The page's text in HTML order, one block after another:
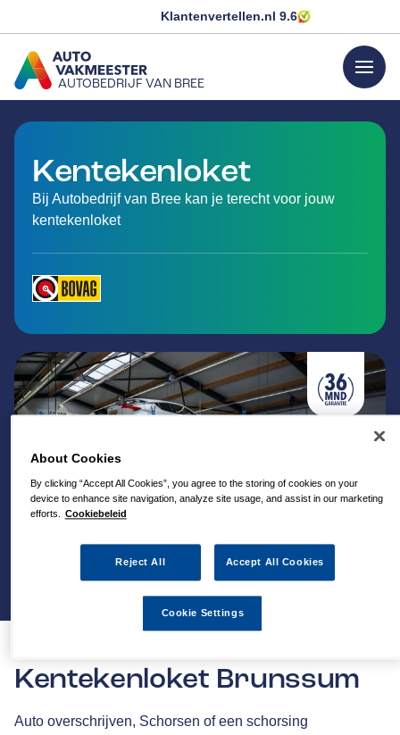
Klantenvertellen.nl 9.6
AUTOBEDRIJF VAN BREE
GA NAAR DE HOMEPAGINA
menu
Kentekenloket
Bij Autobedrijf van Bree kan je terecht voor jouw
kentekenloket
Kentekenloket Brunssum
Auto overschrijven, Schorsen of een schorsing
About Cookies
By clicking “Accept All Cookies”, you agree to the storing of cookies on your
device to enhance site navigation, analyze site usage, and assist in our marketing
efforts.
Cookiebeleid
Reject All Accept All Cookies
Cookie Settings